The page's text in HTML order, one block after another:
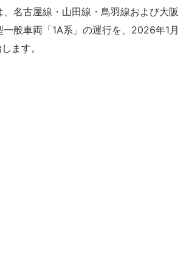
名古屋線・山田線・鳥羽線および大阪
般車両「1A系」の運行を、2026年1月
ます。